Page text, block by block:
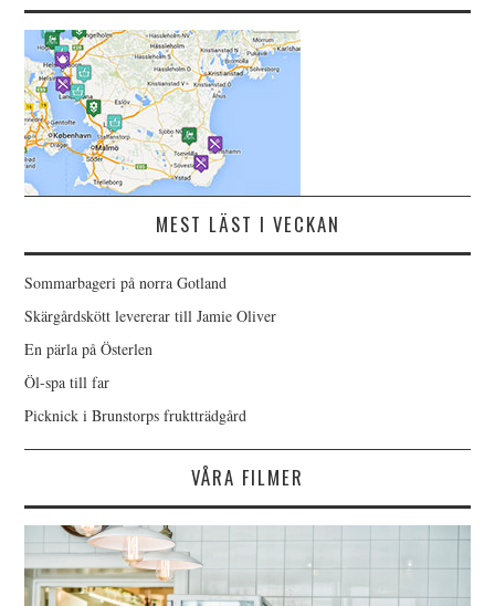
MEST LÄST I VECKAN
Sommarbageri på norra Gotland
Skärgårdskött levererar till Jamie Oliver
En pärla på Österlen
Öl-spa till far
Picknick i Brunstorps fruktträdgård
VÅRA FILMER